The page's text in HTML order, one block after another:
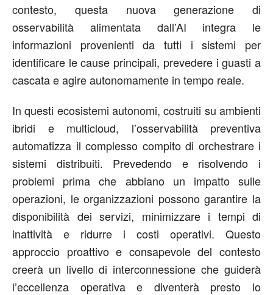
contesto, questa nuova generazione di
osservabilità alimentata dall’AI integra le
informazioni provenienti da tutti i sistemi per
identificare le cause principali, prevedere i guasti a
cascata e agire autonomamente in tempo reale.
In questi ecosistemi autonomi, costruiti su ambienti
ibridi e multicloud, l’osservabilità preventiva
automatizza il complesso compito di orchestrare i
sistemi distribuiti. Prevedendo e risolvendo i
problemi prima che abbiano un impatto sulle
operazioni, le organizzazioni possono garantire la
disponibilità dei servizi, minimizzare i tempi di
inattività e ridurre i costi operativi. Questo
approccio proattivo e consapevole del contesto
creerà un livello di interconnessione che guiderà
l’eccellenza operativa e diventerà presto lo